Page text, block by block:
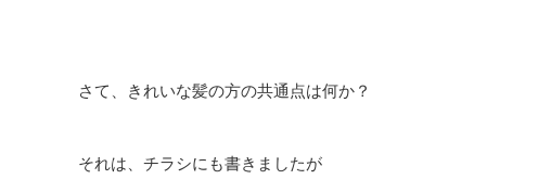
さて、きれいな髪の方の共通点は何か？
それは、チラシにも書きましたが